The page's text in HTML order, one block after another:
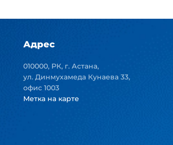
Адрес
010000, РК, г. Астана,
ул. Динмухамеда Кунаева 33,
офис 1003
Метка на карте